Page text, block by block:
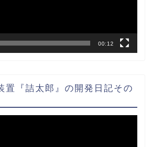
00:12
置『詰太郎』の開発日記その